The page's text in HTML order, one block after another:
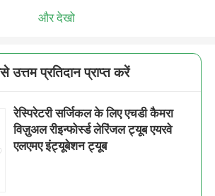
और देखो
उत्तम प्रतिदान प्राप्त करें
रेस्पिरेटरी सर्जिकल के लिए एचडी कैमरा
विज़ुअल रीइन्फोर्स्ड लेरिंजल ट्यूब एयरवे
एलएमए इंट्यूबेशन ट्यूब